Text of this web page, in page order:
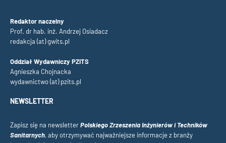
Redaktor naczelny
Prof. dr hab. inż. Andrzej Osiadacz
redakcja (at) gwits.pl
Oddział Wydawniczy PZITS
Agnieszka Chojnacka
wydawnictwo (at) pzits.pl
NEWSLETTER
Zapisz się na newsletterPolskiego Zrzeszenia Inżynierów i Techników
Sanitarnych, aby otrzymywać najważniejsze informacje z branży